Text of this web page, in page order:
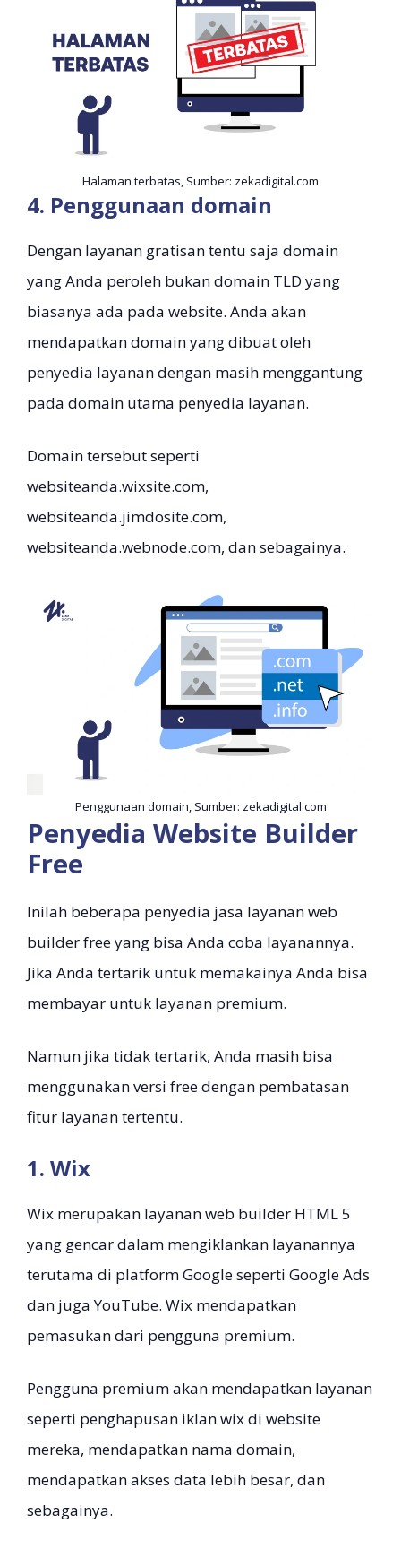
Halaman terbatas, Sumber: zekadigital.com
4. Penggunaan domain
Dengan layanan gratisan tentu saja domain
yang Anda peroleh bukan domain TLD yang
biasanya ada pada website. Anda akan
mendapatkan domain yang dibuat oleh
penyedia layanan dengan masih menggantung
pada domain utama penyedia layanan.
Domain tersebut seperti
websiteanda.wixsite.com,
websiteanda.jimdosite.com,
websiteanda.webnode.com, dan sebagainya.
Penggunaan domain, Sumber: zekadigital.com
Penyedia Website Builder
Free
Inilah beberapa penyedia jasa layanan web
builder free yang bisa Anda coba layanannya.
Jika Anda tertarik untuk memakainya Anda bisa
membayar untuk layanan premium.
Namun jika tidak tertarik, Anda masih bisa
menggunakan versi free dengan pembatasan
fitur layanan tertentu.
1. Wix
Wix merupakan layanan web builder HTML 5
yang gencar dalam mengiklankan layanannya
terutama di platform Google seperti Google Ads
dan juga YouTube. Wix mendapatkan
pemasukan dari pengguna premium.
Pengguna premium akan mendapatkan layanan
seperti penghapusan iklan wix di website
mereka, mendapatkan nama domain,
mendapatkan akses data lebih besar, dan
sebagainya.